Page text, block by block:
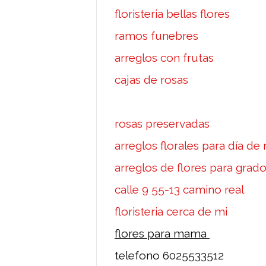
floristeria bellas flores
ramos funebres
arreglos con frutas
cajas de rosas
rosas preservadas
arreglos florales para día de
arreglos de flores para
calle 9 55-13 camino real
floristeria cerca de mi
flores para mama
telefono 6025533512